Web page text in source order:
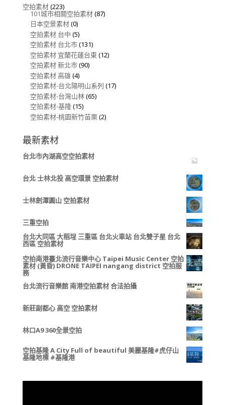
空拍素材(223)
101城市相關空拍素材(87)
日本空景素材(0)
空拍素材 台中 (5)
空拍素材 台北市(131)
空拍素材 宜蘭花蓮台東(12)
空拍素材 新北市(90)
空拍素材 高雄 (4)
空拍素材-台北陽明山系列 (17)
空拍素材-台灣山林(65)
空拍素材-基隆(15)
空拍素材-桃園新竹苗栗(2)
最新素材
台北市內湖高空空拍素材
台北 士林北投 高空環景 空拍素材
士林劍潭圓山 空拍素材
三重空拍
台北大同區 大稻埕 三重區 台北火車站 台北雙子星 台北
西區 空拍素材
空拍南港臺北流行音樂中心 Taipei Music Center 空拍
素材 (黃昏) DRONE TAIPEI nangang district 空拍服
務
台北流行音樂館 南港空拍素材 合法拍攝
新莊副都心 高空 空拍素材
林口A9 360全景空拍
空拍基隆 A City Full of beautiful 美麗基隆#虎仔山
基隆地標 #基隆港